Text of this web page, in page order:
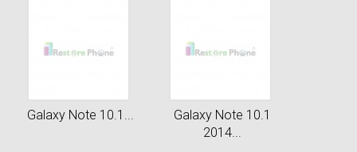
Galaxy Note 10.1...
Galaxy Note 10.1
2014...